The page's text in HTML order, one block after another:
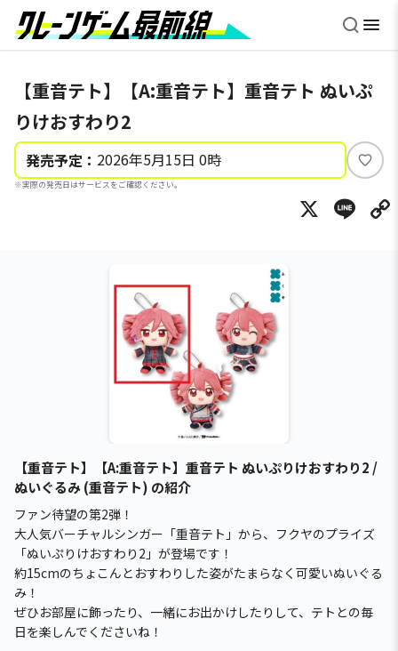
【重音テト】【A:重音テト】重音テト ぬいぷ
りけおすわり2
発売予定： 2026年5月15日 0時
※実際の発売日はサービスをご確認ください。
い
ね
X
【重音テト】【A:重音テト】重音テト ぬいぷりけおすわり2 /
ぬいぐるみ (重音テト) の紹介
ファン待望の第2弾！
大人気バーチャルシンガー「重音テト」から、フクヤのプライズ
「ぬいぷりけおすわり2」が登場です！
約15cmのちょこんとおすわりした姿がたまらなく可愛いぬいぐる
み！
ぜひお部屋に飾ったり、一緒にお出かけしたりして、テトとの毎
日を楽しんでくださいね！